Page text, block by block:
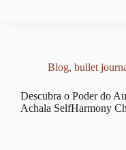
Blog, bullet
Descubra o Poder do
Achala SelfHarmony